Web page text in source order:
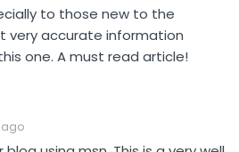
to those new to the
very accurate information
one. A must read article!
ago